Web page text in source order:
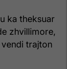
ka theksuar
zhvillimore,
trajton